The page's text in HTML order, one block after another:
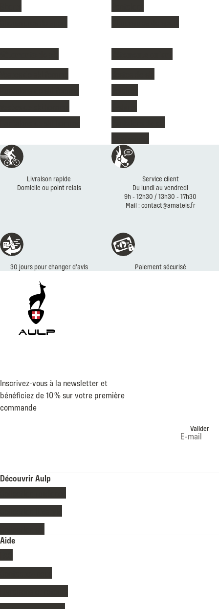
Réassurances
Livraison rapide
Domicile ou point relais
Service client
Du lundi au vendredi
9h - 12h30 / 13h30 - 17h30
Mail : contact@amateis.fr
30 jours pour changer d’avis Paiement sécurisé
Inscrivez-vous à la newsletter et
bénéficiez de 10 % sur votre première
commande
E-mail
Valider
Découvrir Aulp
Aide